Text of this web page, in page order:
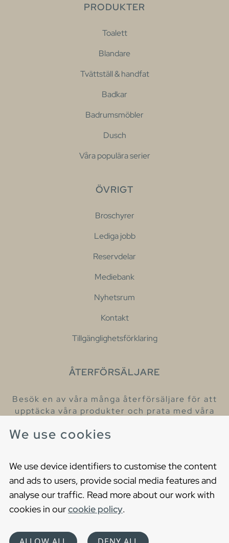
We use cookies
We use device identifiers to customise the content
and ads to users, provide social media features and
analyse our traffic. Read more about our work with
cookies in ourcookie policy.
PRODUKTER
Toalett
Blandare
Tvättställ & handfat
Badkar
Badrumsmöbler
Dusch
Våra populära serier
ÖVRIGT
Broschyrer
Lediga jobb
Reservdelar
Mediebank
Nyhetsrum
Kontakt
Tillgänglighetsförklaring
ÅTERFÖRSÄLJARE
Besök en av våra många återförsäljare för att
upptäcka våra produkter och prata med våra
Cookies
Privacy statement